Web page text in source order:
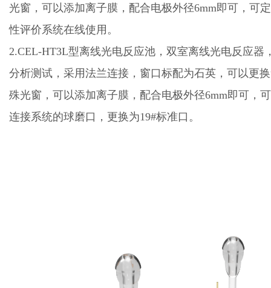
光窗，可以添加离子膜，配合电极外径6mm即可，可
性评价系统在线使用。
2.CEL-HT3L型离线光电反应池，双室离线光电反应器
分析测试，采用法兰连接，窗口标配为石英，可以更
殊光窗，可以添加离子膜，配合电极外径6mm即可，
连接系统的球磨口，更换为19#标准口。